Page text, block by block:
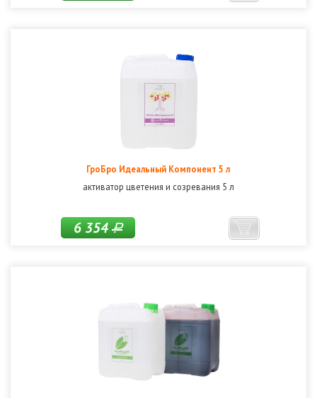
ГроБро Идеальный Компонент 5 л
активатор цветения и созревания 5 л
6 354Р